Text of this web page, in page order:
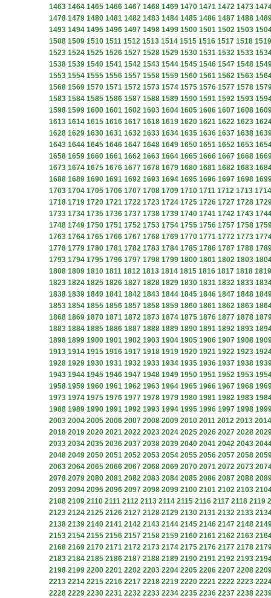
1463 1464 1465 1466 1467 1468 1469 1470 1471 1472 1473
1478 1479 1480 1481 1482 1483 1484 1485 1486 1487 1488
1493 1494 1495 1496 1497 1498 1499 1500 1501 1502 1503
1508 1509 1510 1511 1512 1513 1514 1515 1516 1517 1518 1519
1523 1524 1525 1526 1527 1528 1529 1530 1531 1532 1533
1538 1539 1540 1541 1542 1543 1544 1545 1546 1547 1548
1553 1554 1555 1556 1557 1558 1559 1560 1561 1562 1563
1568 1569 1570 1571 1572 1573 1574 1575 1576 1577 1578
1583 1584 1585 1586 1587 1588 1589 1590 1591 1592 1593
1598 1599 1600 1601 1602 1603 1604 1605 1606 1607 1608
1613 1614 1615 1616 1617 1618 1619 1620 1621 1622 1623
1628 1629 1630 1631 1632 1633 1634 1635 1636 1637 1638
1643 1644 1645 1646 1647 1648 1649 1650 1651 1652 1653
1658 1659 1660 1661 1662 1663 1664 1665 1666 1667 1668
1673 1674 1675 1676 1677 1678 1679 1680 1681 1682 1683
1688 1689 1690 1691 1692 1693 1694 1695 1696 1697 1698
1703 1704 1705 1706 1707 1708 1709 1710 1711 1712 1713 1714
1718 1719 1720 1721 1722 1723 1724 1725 1726 1727 1728
1733 1734 1735 1736 1737 1738 1739 1740 1741 1742 1743
1748 1749 1750 1751 1752 1753 1754 1755 1756 1757 1758
1763 1764 1765 1766 1767 1768 1769 1770 1771 1772 1773
1778 1779 1780 1781 1782 1783 1784 1785 1786 1787 1788
1793 1794 1795 1796 1797 1798 1799 1800 1801 1802 1803
1808 1809 1810 1811 1812 1813 1814 1815 1816 1817 1818 1819
1823 1824 1825 1826 1827 1828 1829 1830 1831 1832 1833
1838 1839 1840 1841 1842 1843 1844 1845 1846 1847 1848
1853 1854 1855 1856 1857 1858 1859 1860 1861 1862 1863
1868 1869 1870 1871 1872 1873 1874 1875 1876 1877 1878
1883 1884 1885 1886 1887 1888 1889 1890 1891 1892 1893
1898 1899 1900 1901 1902 1903 1904 1905 1906 1907 1908
1913 1914 1915 1916 1917 1918 1919 1920 1921 1922 1923
1928 1929 1930 1931 1932 1933 1934 1935 1936 1937 1938
1943 1944 1945 1946 1947 1948 1949 1950 1951 1952 1953
1958 1959 1960 1961 1962 1963 1964 1965 1966 1967 1968
1973 1974 1975 1976 1977 1978 1979 1980 1981 1982 1983
1988 1989 1990 1991 1992 1993 1994 1995 1996 1997 1998
2003 2004 2005 2006 2007 2008 2009 2010 2011 2012 2013 2014
2018 2019 2020 2021 2022 2023 2024 2025 2026 2027 2028
2033 2034 2035 2036 2037 2038 2039 2040 2041 2042 2043
2048 2049 2050 2051 2052 2053 2054 2055 2056 2057 2058
2063 2064 2065 2066 2067 2068 2069 2070 2071 2072 2073
2078 2079 2080 2081 2082 2083 2084 2085 2086 2087 2088
2093 2094 2095 2096 2097 2098 2099 2100 2101 2102 2103
2108 2109 2110 2111 2112 2113 2114 2115 2116 2117 2118 2119
2123 2124 2125 2126 2127 2128 2129 2130 2131 2132 2133
2138 2139 2140 2141 2142 2143 2144 2145 2146 2147 2148
2153 2154 2155 2156 2157 2158 2159 2160 2161 2162 2163
2168 2169 2170 2171 2172 2173 2174 2175 2176 2177 2178
2183 2184 2185 2186 2187 2188 2189 2190 2191 2192 2193
2198 2199 2200 2201 2202 2203 2204 2205 2206 2207 2208
2213 2214 2215 2216 2217 2218 2219 2220 2221 2222 2223
2228 2229 2230 2231 2232 2233 2234 2235 2236 2237 2238